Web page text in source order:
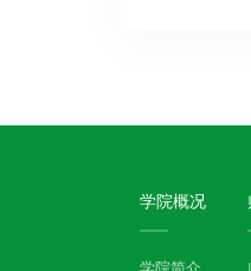
学院概况